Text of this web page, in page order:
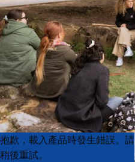
Product
List
Product
List
抱歉，載入產品時發生錯誤。請
稍後重試。